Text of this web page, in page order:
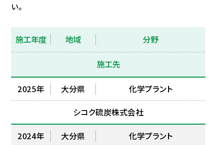
い。
施工年度 地域 分野
施工先
2025年 大分県
化学プラント
シコク硫炭株式会社
2024年 大分県
化学プラント